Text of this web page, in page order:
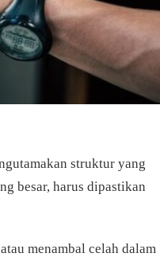
struktur yang
besar, harus dipastikan
menambal celah dalam